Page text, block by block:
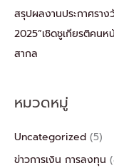
สรุปผลงานประกาศรา
2025”เชิดชูเกียรติคน
สากล
หมวดหมู่
Uncategorized (5)
ข่าวการเงิน การลงทุน